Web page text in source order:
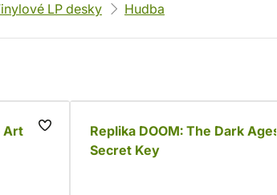
LP desky Hudba
Art
Replika DOOM: The Dark Ages
Secret Key